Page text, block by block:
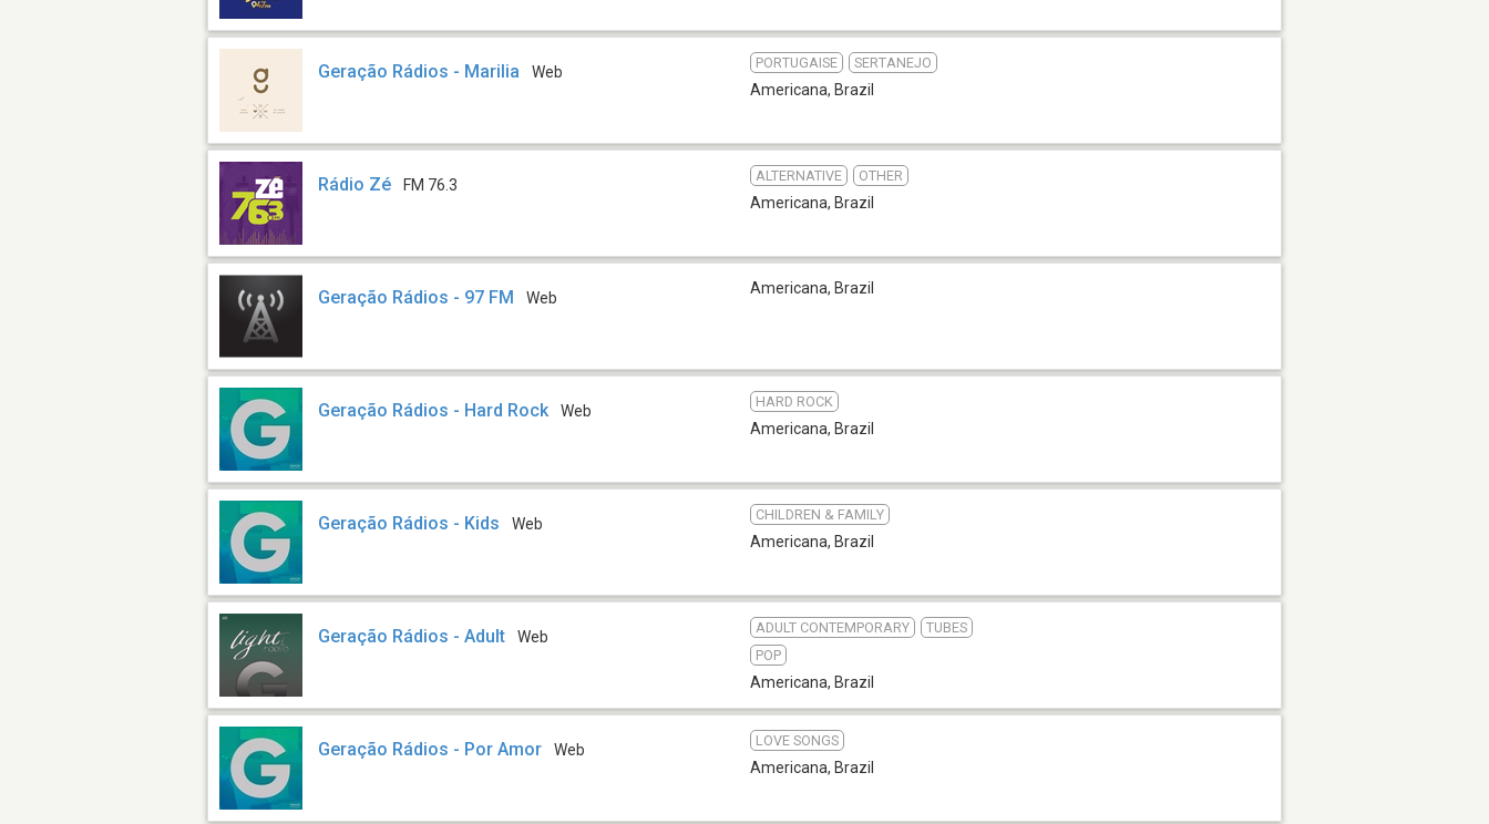
Geração Rádios - Marilia Web
PORTUGAISE SERTANEJO
Americana, Brazil
Rádio Zé FM 76.3
ALTERNATIVE OTHER
Americana, Brazil
Geração Rádios - 97 FM Web
Americana, Brazil
Geração Rádios - Hard Rock Web
HARD ROCK
Americana, Brazil
Geração Rádios - Kids Web
CHILDREN & FAMILY
Americana, Brazil
Geração Rádios - Adult Web
ADULT CONTEMPORARY
TUBES
POP
Americana, Brazil
Geração Rádios - Por Amor Web
LOVE SONGS
Americana, Brazil